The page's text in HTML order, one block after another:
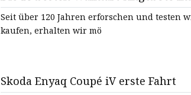
Apple
Seit über 120 Jahren erforschen und testen wir Produkte
kaufen, erhalten wir mö
Skoda Enyaq Coupé iV erste Fahrt